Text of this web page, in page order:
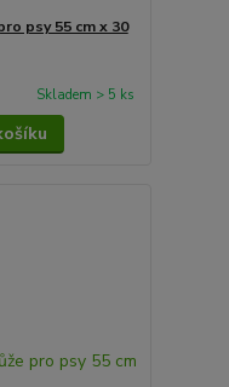
psy 55 cm x 30
Skladem > 5 ks